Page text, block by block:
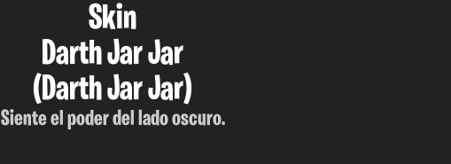
Skin
Darth Jar Jar
(Darth Jar Jar)
Siente el poder del lado oscuro.